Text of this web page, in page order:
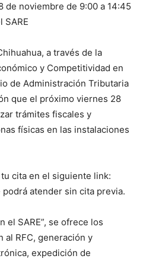
de noviembre de 9:00 a 14:45
SARE
a través de la
y Competitividad en
de Administración Tributaria
que el próximo viernes 28
trámites fiscales y
físicas en las instalaciones
cita en el siguiente link:
atender sin cita previa.
el SARE”, se ofrece los
al RFC, generación y
expedición de